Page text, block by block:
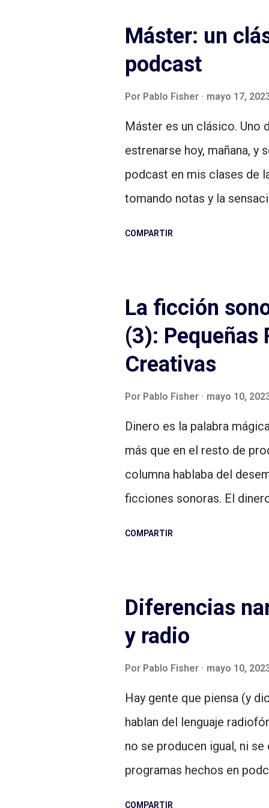
grande posible de la torta
qué recursos hablo?
cantidad de minutos que
puede escuchar más de
semana, la cantidad de
limitados. De hecho, con
que en promedio el
cerca de 4-5 horas por
Máster: un
podcast
Por Pablo Fisher mayo 17,
Máster es un clásico. Uno
estrenarse hoy, mañana,
podcast en mis clases de
tomando notas y la
siempre es atrapante,
de Cózar (uno de los
hace con autoconciencia
película de periodistas de
Todos los hombres del
COMPARTIR
La ficción
(3): Pequeñas
Creativas
Por Pablo Fisher mayo 10,
Dinero es la palabra
más que en el resto de
columna hablaba del
ficciones sonoras. El
horas de guionista/s,
grabación en estudio,
sonoro… Sin embargo, no
cine-ficciones sonoras y
sola puede hacer un
televisión no, una ficción
sola persona mientras
cuando escuchamos
COMPARTIR
Diferencias
y radio
Por Pablo Fisher mayo 10,
Hay gente que piensa (y
hablan del lenguaje
no se producen igual, ni
programas hechos en
COMPARTIR